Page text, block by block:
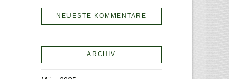
NEUESTE KOMMENTARE
ARCHIV